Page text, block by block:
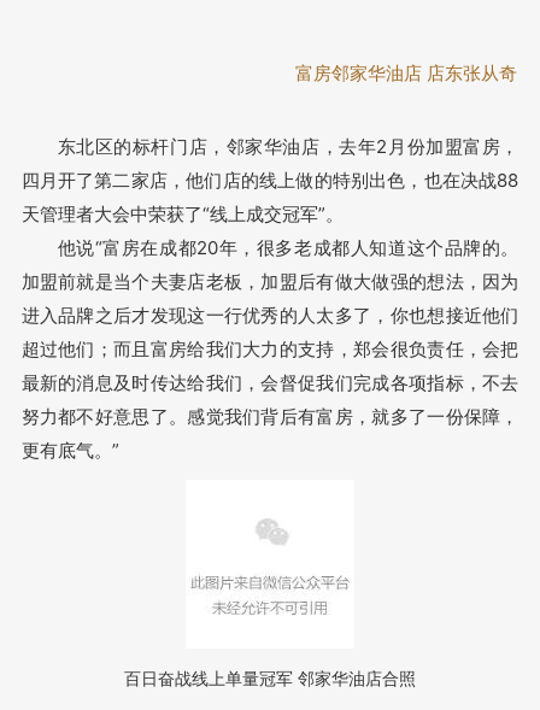
富房邻家华油店 店东张从奇
东北区的标杆门店，邻家华油店，去年2月份加盟富房，
四月开了第二家店，他们店的线上做的特别出色，也在决战88
天管理者大会中荣获了“线上成交冠军”。
他说“富房在成都20年，很多老成都人知道这个品牌的。
加盟前就是当个夫妻店老板，加盟后有做大做强的想法，因为
进入品牌之后才发现这一行优秀的人太多了，你也想接近他们
超过他们；而且富房给我们大力的支持，郑会很负责任，会把
最新的消息及时传达给我们，会督促我们完成各项指标，不去
努力都不好意思了。感觉我们背后有富房，就多了一份保障，
更有底气。”
百日奋战线上单量冠军 邻家华油店合照